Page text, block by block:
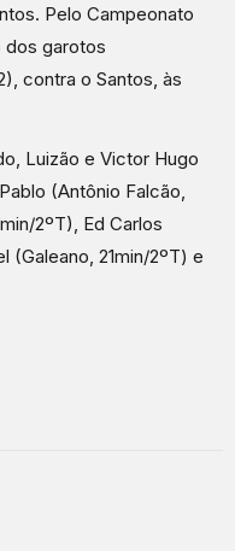
Pelo Campeonato
dos garotos
contra o Santos, às
Luizão e Victor Hugo
(Antônio Falcão,
2ºT), Ed Carlos
(Galeano, 21min/2ºT) e